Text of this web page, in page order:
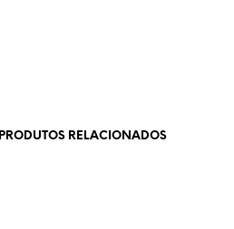
PRODUTOS RELACIONADOS